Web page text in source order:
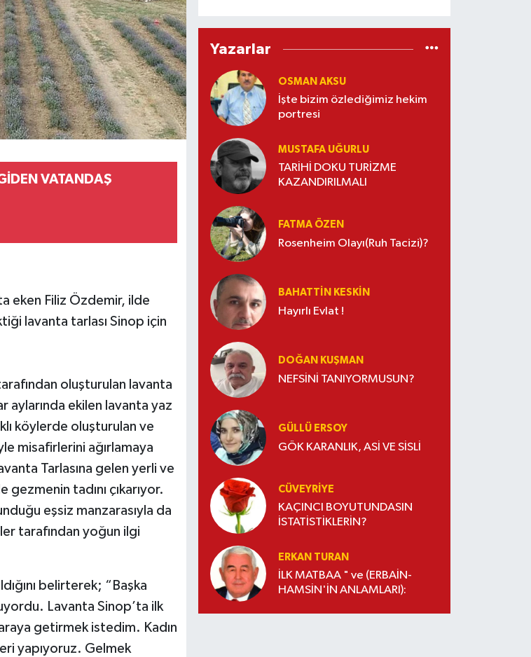
VATANDAŞ
eken Filiz Özdemir, ilde
lavanta tarlası Sinop için
oluşturulan lavanta
aylarında ekilen lavanta yaz
köylerde oluşturulan ve
misafirlerini ağırlamaya
Tarlasına gelen yerli ve
tadını çıkarıyor.
eşsiz manzarasıyla da
tarafından yoğun ilgi
belirterek; “Başka
Lavanta Sinop’ta ilk
getirmek istedim. Kadın
yapıyoruz. Gelmek
Yazarlar
OSMAN AKSU
İşte bizim özlediğimiz hekim
portresi
MUSTAFA UĞURLU
TARİHİ DOKU TURİZME
KAZANDIRILMALI
FATMA ÖZEN
Rosenheim Olayı(Ruh Tacizi)?
BAHATTIN KESKİN
Hayırlı Evlat !
DOĞAN KUŞMAN
NEFSİNİ TANIYORMUSUN?
GÜLLÜ ERSOY
GÖK KARANLIK, ASİ VE SİSLİ
CÜVEYRIYE
KAÇINCI BOYUTUNDASIN
İSTATİSTİKLERİN?
ERKAN TURAN
İLK MATBAA " ve (ERBAİN-
HAMSİN'İN ANLAMLARI):